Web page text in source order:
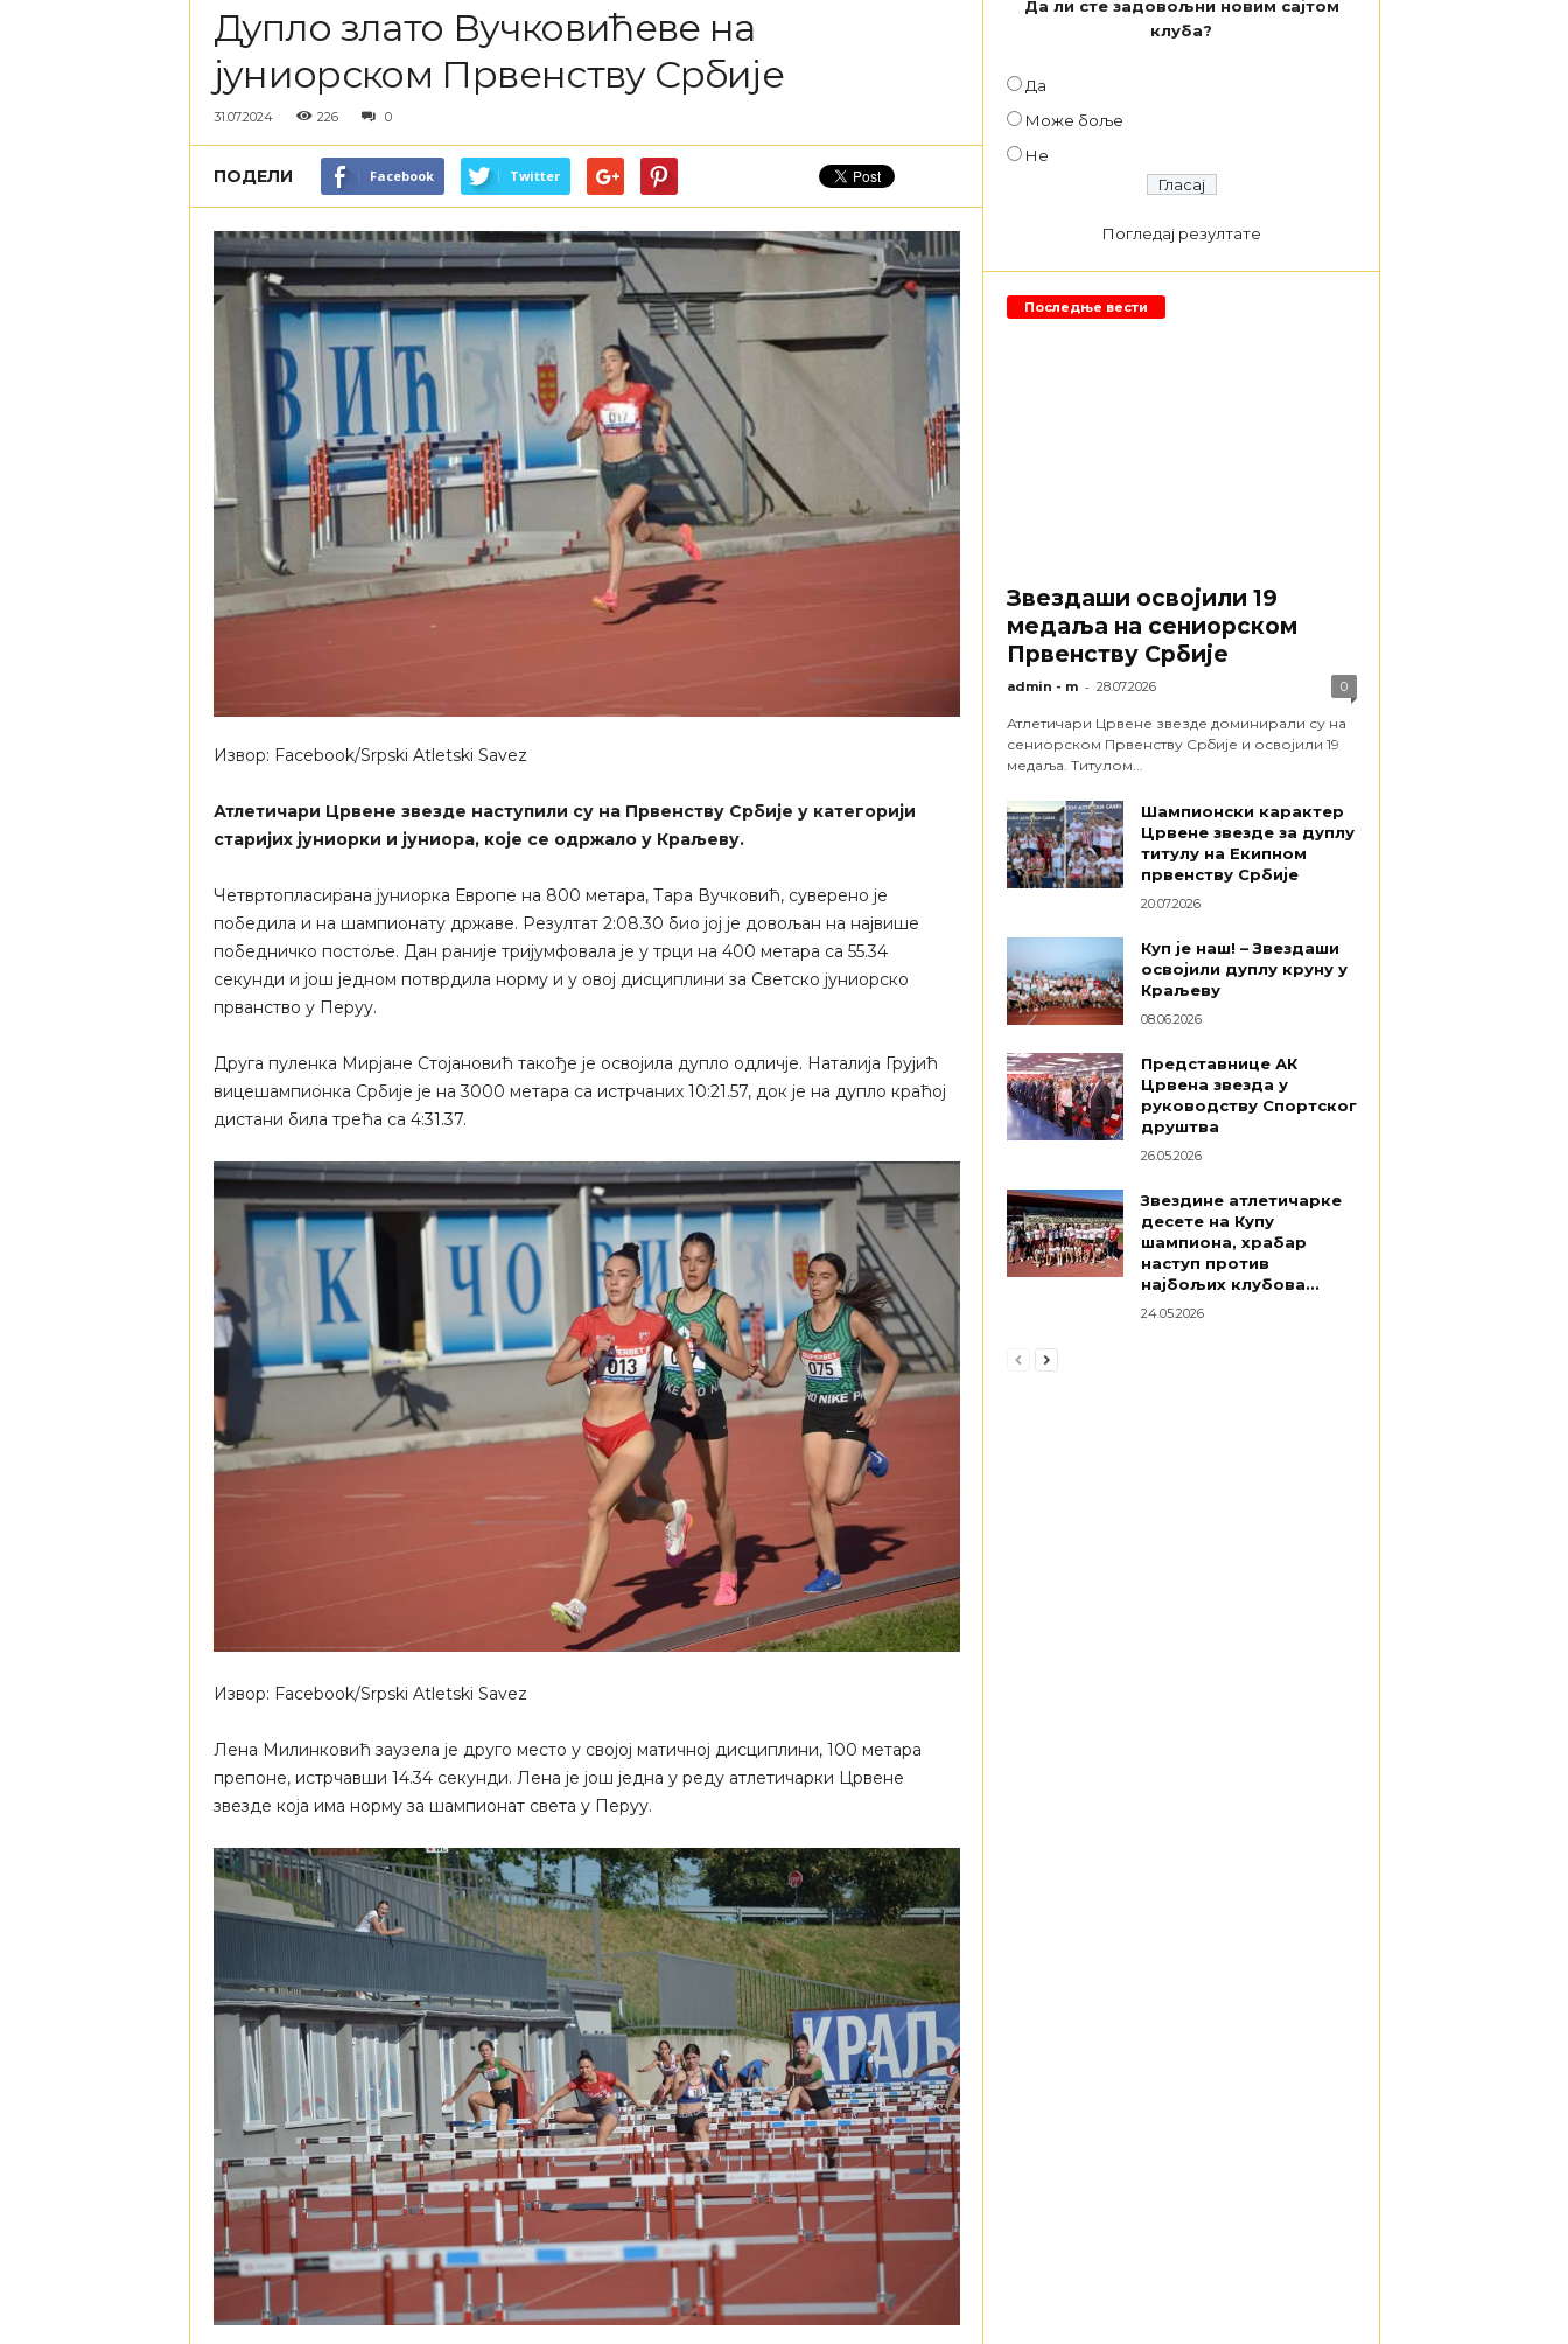
Дупло злато Вучковићеве на
јуниорском Првенству Србије
31.07.2024 226 0
ПОДЕЛИ Facebook Twitter
Извор: Facebook/Srpski Atletski Savez
Атлетичари Црвене звезде наступили су на Првенству Србије у категорији
старијих јуниорки и јуниора, које се одржало у Краљеву.
Четвртопласирана јуниорка Европе на 800 метара, Тара Вучковић, суверено је
победила и на шампионату државе. Резултат 2:08.30 био јој је довољан на највише
победничко постоље. Дан раније тријумфовала је у трци на 400 метара са 55.34
секунди и још једном потврдила норму и у овој дисциплини за Светско јуниорско
прванство у Перуу.
Друга пуленка Мирјане Стојановић такође је освојила дупло одличје. Наталија Грујић
вицешампионка Србије је на 3000 метара са истрчаних 10:21.57, док је на дупло краћој
дистани била трећа са 4:31.37.
Извор: Facebook/Srpski Atletski Savez
Лена Милинковић заузела је друго место у својој матичној дисциплини, 100 метара
препоне, истрчавши 14.34 секунди. Лена је још једна у реду атлетичарки Црвене
звезде која има норму за шампионат света у Перуу.
Да ли сте задовољни новим сајтом
клуба?
Да
Може боље
Не
Погледај резултате
Последње вести
Звездаши освојили 19
медаља на сениорском
Првенству Србије
admin - m - 28.07.2026 0
Атлетичари Црвене звезде доминирали су на
сениорском Првенству Србије и освојили 19
медаља. Титулом...
Шампионски карактер
Црвене звезде за дуплу
титулу на Екипном
првенству Србије
20.07.2026
Куп је наш! – Звездаши
освојили дуплу круну у
Краљеву
08.06.2026
Представнице АК
Црвена звезда у
руководству Спортског
друштва
26.05.2026
Звездине атлетичарке
десете на Купу
шампиона, храбар
наступ против
најбољих клубова...
24.05.2026